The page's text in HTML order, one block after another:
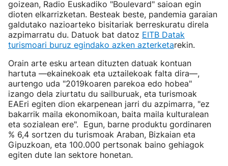
goizean, Radio Euskadiko "Boulevard" saioan egin
dioten elkarrizketan. Besteak beste, pandemia garaian
galdutako nazioarteko bisitariak berreskuratu direla
azpimarratu du. Datuok bat datoz EITB Datak
turismoari buruz egindako azken azterketarekin.
Orain arte esku artean dituzten datuak kontuan
hartuta —ekainekoak eta uztailekoak falta dira—,
aurtengo uda "2019koaren parekoa edo hobea"
izango dela ziurtatu du sailburuak, eta turismoak
EAEri egiten dion ekarpenean jarri du azpimarra, "ez
bakarrik maila ekonomikoan, baita maila kulturalean
eta sozialean ere". Egun, barne produktu gordinaren
% 6,4 sortzen du turismoak Araban, Bizkaian eta
Gipuzkoan, eta 100.000 pertsonak baino gehiagok
egiten dute lan sektore honetan.